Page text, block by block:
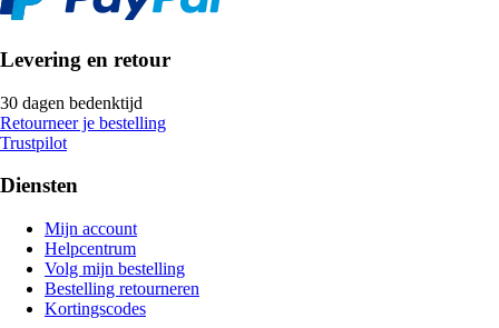
Levering en retour
30 dagen bedenktijd
Retourneer je bestelling
Trustpilot
Diensten
Mijn account
Helpcentrum
Volg mijn bestelling
Bestelling retourneren
Kortingscodes